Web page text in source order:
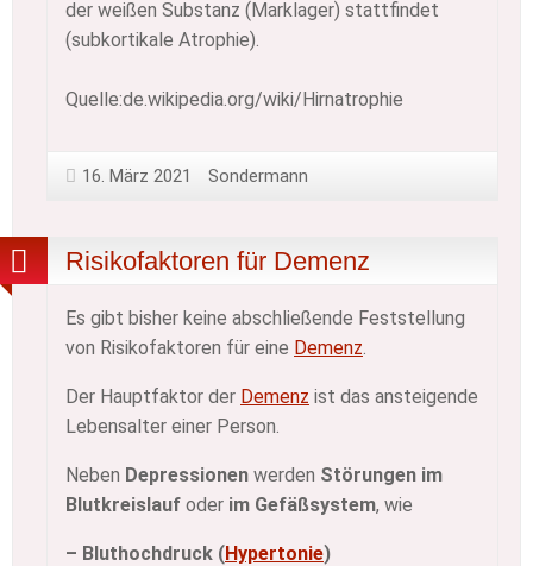
der weißen Substanz (Marklager) stattfindet
(subkortikale Atrophie).
Quelle:de.wikipedia.org/wiki/Hirnatrophie
16. März 2021 Sondermann
Risikofaktoren für Demenz
Es gibt bisher keine abschließende Feststellung
von Risikofaktoren für eine Demenz.
Der Hauptfaktor der Demenz ist das ansteigende
Lebensalter einer Person.
Neben Depressionen werden Störungen im
Blutkreislauf oder im Gefäßsystem, wie
– Bluthochdruck (Hypertonie)